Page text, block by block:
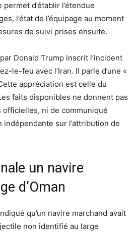
d’établir l’étendue
l’état de l’équipage au moment
de suivi prises ensuite.
Donald Trump inscrit l’incident
le-feu avec l’Iran. Il parle d’une «
appréciation est celle du
faits disponibles ne donnent pas
officielles, ni de communiqué
indépendante sur l’attribution de
un navire
d’Oman
qu’un navire marchand avait
non identifié au large